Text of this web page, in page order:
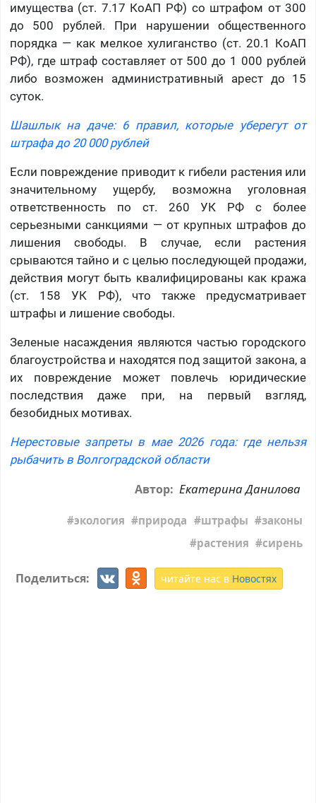
имущества (ст. 7.17 КоАП РФ) со штрафом от 300
до 500 рублей. При нарушении общественного
порядка — как мелкое хулиганство (ст. 20.1 КоАП
РФ), где штраф составляет от 500 до 1 000 рублей
либо возможен административный арест до 15
суток.
Шашлык на даче: 6 правил, которые уберегут от
штрафа до 20 000 рублей
Если повреждение приводит к гибели растения или
значительному ущербу, возможна уголовная
ответственность по ст. 260 УК РФ с более
серьезными санкциями — от крупных штрафов до
лишения свободы. В случае, если растения
срываются тайно и с целью последующей продажи,
действия могут быть квалифицированы как кража
(ст. 158 УК РФ), что также предусматривает
штрафы и лишение свободы.
Зеленые насаждения являются частью городского
благоустройства и находятся под защитой закона, а
их повреждение может повлечь юридические
последствия даже при, на первый взгляд,
безобидных мотивах.
Нерестовые запреты в мае 2026 года: где нельзя
рыбачить в Волгоградской области
Автор: Екатерина Данилова
экология природа штрафы
законы
растения
сирень
Поделиться: читайте нас в Новостях